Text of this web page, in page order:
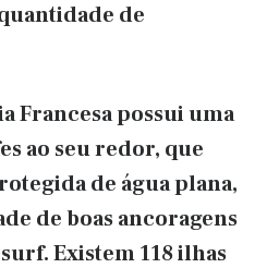
de
Francesa possui uma
ao seu redor, que
de água plana,
de boas ancoragens
Existem 118 ilhas